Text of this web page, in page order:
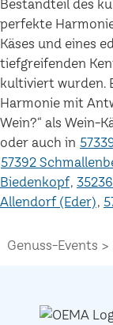
Bestandteil des
perfekte
Käses und eines
tiefgreifenden
kultiviert wurden.
Harmonie mit
Wein?“ als Wein-
oder auch in
57392
Biedenkopf
Allendorf (Eder)
Genuss-Events